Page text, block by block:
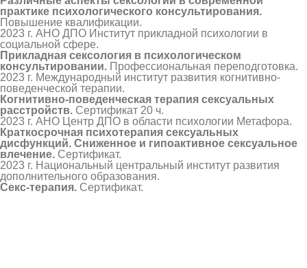
практике психологического консультирования.
Повышение квалификации.
2023 г. АНО ДПО Институт прикладной психологии в
социальной сфере.
Прикладная сексология в психологическом
консультировании. Профессиональная переподготовка.
2023 г. Международный институт развития когнитивно-
поведенческой терапии.
Когнитивно-поведенческая терапия сексуальных
расстройств. Сертификат 20 ч.
2023 г. АНО Центр ДПО в области психологии Метафора.
Краткосрочная психотерапия сексуальных
дисфункций. Сниженное и гипоактивное сексуальное
влечение. Сертификат.
2023 г. Национальный центральный институт развития
дополнительного образования.
Секс-терапия. Сертификат.